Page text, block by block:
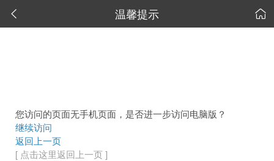
 温馨提示 
您访问的页面无手机页面，是否进一步访问电脑版？
继续访问
返回上一页
[ 点击这里返回上一页 ]